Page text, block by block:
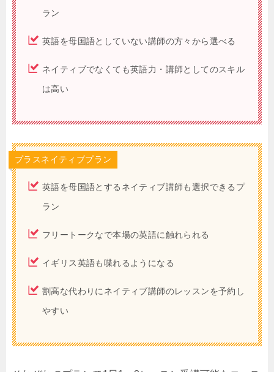
ラン
英語を母国語としていない講師の方々から選べる
ネイティブでなくても英語力・講師としてのスキル
は高い
プラスネイティブプラン
英語を母国語とするネイティブ講師も選択できるプ
ラン
フリートークなで本場の英語に触れられる
イギリス英語も喋れるようになる
割高な代わりにネイティブ講師のレッスンを予約し
やすい